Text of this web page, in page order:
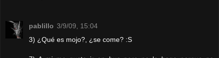
pablillo 3/9/09, 15:04
3) ¿Qué es mojo?, ¿se come? :S